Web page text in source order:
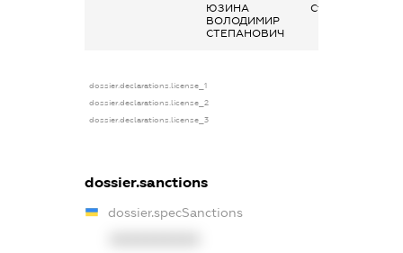
ЮЗИНА
ВОЛОДИМИР
СТЕПАНОВИЧ
Страхові виплати
dossier.declarations.license_1
dossier.declarations.license_2
dossier.declarations.license_3
dossier.sanctions
dossier.specSanctions